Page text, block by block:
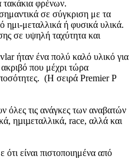
τακάκια φρένων.
σε σύγκριση με τα
ημι-μεταλλικά ή φυσικά υλικά.
σε υψηλή ταχύτητα και
ήταν ένα πολύ καλό υλικό για
που μέχρι τώρα
(Η σειρά Premier P
όλες τις ανάγκες των αναβατών
ηµιµεταλλικά, race, αλλά και
είναι πιστοποιημένα από